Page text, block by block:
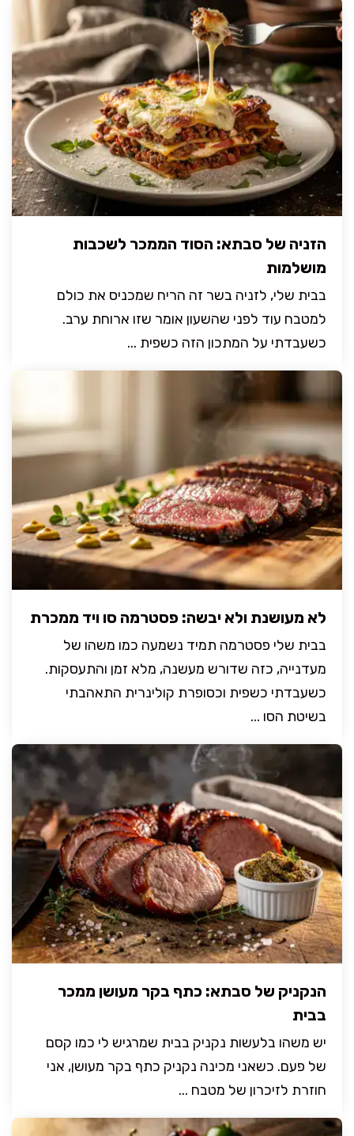
הזניה של סבתא: הסוד הממכר לשכבות
מושלמות
בבית שלי, לזניה בשר זה הריח שמכניס את כולם
למטבח עוד לפני שהשעון אומר שזו ארוחת ערב.
כשעבדתי על המתכון הזה כשפית ...
לא מעושנת ולא יבשה: פסטרמה סו ויד ממכרת
בבית שלי פסטרמה תמיד נשמעה כמו משהו של
מעדנייה, כזה שדורש מעשנה, מלא זמן והתעסקות.
כשעבדתי כשפית וכסופרת קולינרית התאהבתי
בשיטת הסו ...
הנקניק של סבתא: כתף בקר מעושן ממכר
בבית
יש משהו בלעשות נקניק בבית שמרגיש לי כמו קסם
של פעם. כשאני מכינה נקניק כתף בקר מעושן, אני
חוזרת לזיכרון של מטבח ...